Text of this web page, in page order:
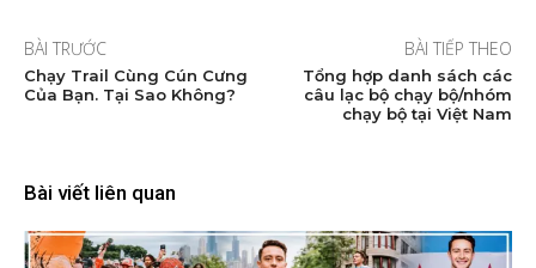
BÀI TRƯỚC
Chạy Trail Cùng Cún Cưng
Của Bạn. Tại Sao Không?
BÀI TIẾP THEO
Tổng hợp danh sách các
câu lạc bộ chạy bộ/nhóm
chạy bộ tại Việt Nam
Bài viết liên quan